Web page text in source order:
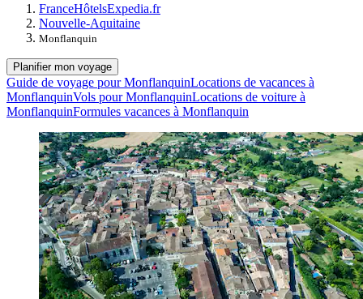
FranceHôtelsExpedia.fr
Nouvelle-Aquitaine
Monflanquin
Planifier mon voyage
Guide de voyage pour MonflanquinLocations de vacances à
MonflanquinVols pour MonflanquinLocations de voiture à
MonflanquinFormules vacances à Monflanquin